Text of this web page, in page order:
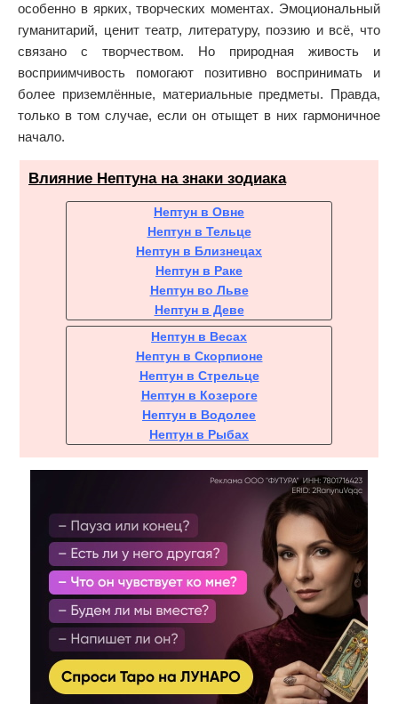
особенно в ярких, творческих моментах. Эмоциональный
гуманитарий, ценит театр, литературу, поэзию и всё, что
связано с творчеством. Но природная живость и
восприимчивость помогают позитивно воспринимать и
более приземлённые, материальные предметы. Правда,
только в том случае, если он отыщет в них гармоничное
начало.
Влияние Нептуна на знаки зодиака
Нептун в Овне
Нептун в Тельце
Нептун в Близнецах
Нептун в Раке
Нептун во Льве
Нептун в Деве
Нептун в Весах
Нептун в Скорпионе
Нептун в Стрельце
Нептун в Козероге
Нептун в Водолее
Нептун в Рыбах